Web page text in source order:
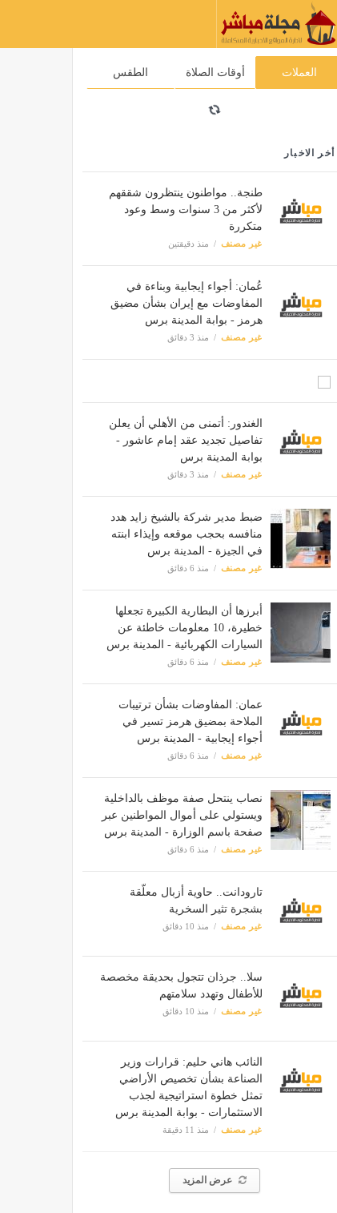
العملات أوقات الصلاة الطقس
أخر الاخبار
طنجة.. مواطنون ينتظرون شققهم
لأكثر من 3 سنوات وسط وعود
متكررة
غير مصنف منذ دقيقتين
عُمان: أجواء إيجابية وبناءة في
المفاوضات مع إيران بشأن مضيق
هرمز - بوابة المدينة برس
غير مصنف منذ 3 دقائق
الغندور: أتمنى من الأهلي أن يعلن
تفاصيل تجديد عقد إمام عاشور -
بوابة المدينة برس
غير مصنف منذ 3 دقائق
ضبط مدير شركة بالشيخ زايد هدد
منافسه بحجب موقعه وإيذاء ابنته
في الجيزة - المدينة برس
غير مصنف منذ 6 دقائق
أبرزها أن البطارية الكبيرة تجعلها
خطيرة، 10 معلومات خاطئة عن
السيارات الكهربائية - المدينة برس
غير مصنف منذ 6 دقائق
عمان: المفاوضات بشأن ترتيبات
الملاحة بمضيق هرمز تسير في
أجواء إيجابية - المدينة برس
غير مصنف منذ 6 دقائق
نصاب ينتحل صفة موظف بالداخلية
ويستولي على أموال المواطنين عبر
صفحة باسم الوزارة - المدينة برس
غير مصنف منذ 6 دقائق
تارودانت.. حاوية أزبال معلّقة
بشجرة تثير السخرية
غير مصنف منذ 10 دقائق
سلا.. جرذان تتجول بحديقة مخصصة
للأطفال وتهدد سلامتهم
غير مصنف منذ 10 دقائق
النائب هاني حليم: قرارات وزير
الصناعة بشأن تخصيص الأراضي
تمثل خطوة استراتيجية لجذب
الاستثمارات - بوابة المدينة برس
غير مصنف منذ 11 دقيقة
عرض المزيد